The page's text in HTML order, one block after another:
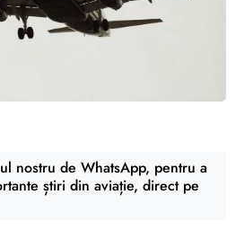
nostru de WhatsApp, pentru a
știri din aviație, direct pe